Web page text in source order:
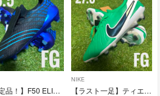
【限定品！】F50 ELITE FG SPIDER 26.5cm
NIKE
【ラスト一足】ティエンポレジェンド エリート FG 27cm 送料無料